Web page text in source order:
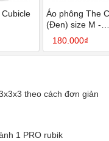
Áo phông The
(Đen) size M -
SP003368
180.000₫
theo cách đơn giản
1 PRO rubik